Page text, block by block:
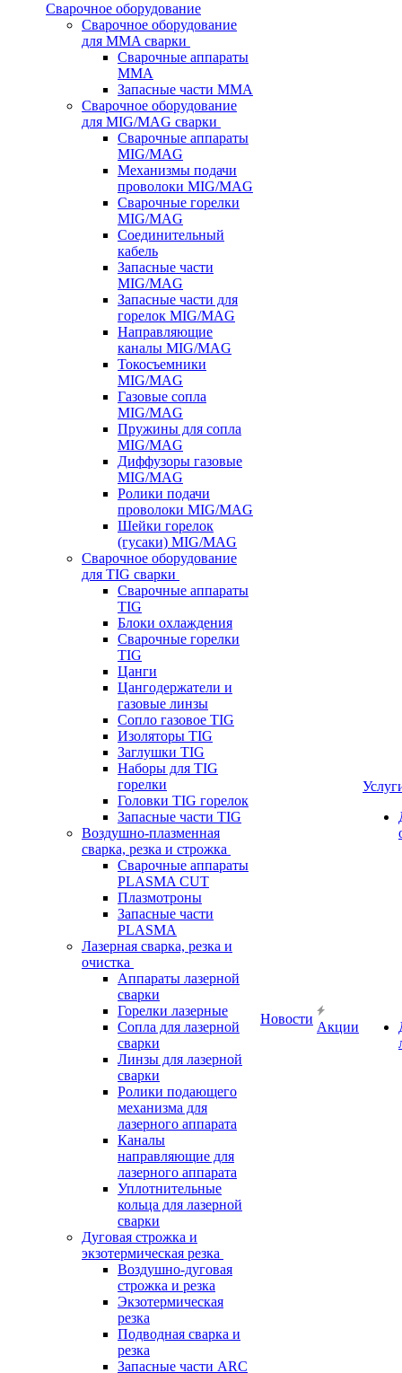
Сварочное оборудование
Сварочное оборудование
для MMA сварки
Сварочные аппараты
MMA
Запасные части MMA
Сварочное оборудование
для MIG/MAG сварки
Сварочные аппараты
MIG/MAG
Механизмы подачи
проволоки MIG/MAG
Сварочные горелки
MIG/MAG
Соединительный
кабель
Запасные части
MIG/MAG
Запасные части для
горелок MIG/MAG
Направляющие
каналы MIG/MAG
Токосъемники
MIG/MAG
Газовые сопла
MIG/MAG
Пружины для сопла
MIG/MAG
Диффузоры газовые
MIG/MAG
Ролики подачи
проволоки MIG/MAG
Шейки горелок
(гусаки) MIG/MAG
Сварочное оборудование
для TIG сварки
Сварочные аппараты
TIG
Блоки охлаждения
Сварочные горелки
TIG
Цанги
Цангодержатели и
газовые линзы
Сопло газовое TIG
Изоляторы TIG
Заглушки TIG
Наборы для TIG
горелки
Головки TIG горелок
Запасные части TIG
Воздушно-плазменная
сварка, резка и строжка
Сварочные аппараты
PLASMA CUT
Плазмотроны
Запасные части
PLASMA
Лазерная сварка, резка и
очистка
Аппараты лазерной
сварки
Горелки лазерные
Сопла для лазерной
сварки
Линзы для лазерной
сварки
Ролики подающего
механизма для
лазерного аппарата
Каналы
направляющие для
лазерного аппарата
Уплотнительные
кольца для лазерной
сварки
Дуговая строжка и
экзотермическая резка
Воздушно-дуговая
строжка и резка
Экзотермическая
резка
Подводная сварка и
резка
Запасные части ARC
Новости
Акции